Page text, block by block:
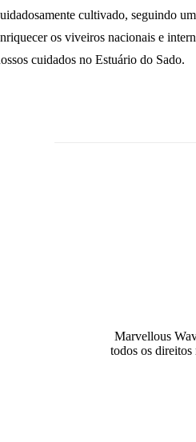
cultivado, seguindo
os viveiros nacionais e
cuidados no Estuário do Sado.
Marvellous
todos os direitos